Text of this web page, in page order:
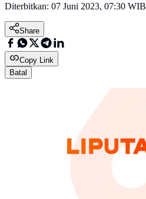
Diterbitkan: 07 Juni 2023, 07:30 WIB
Share
Copy Link
Batal